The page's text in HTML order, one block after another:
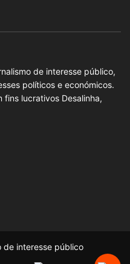
de interesse público,
políticos e económicos.
fins lucrativos Desalinha,
de interesse público